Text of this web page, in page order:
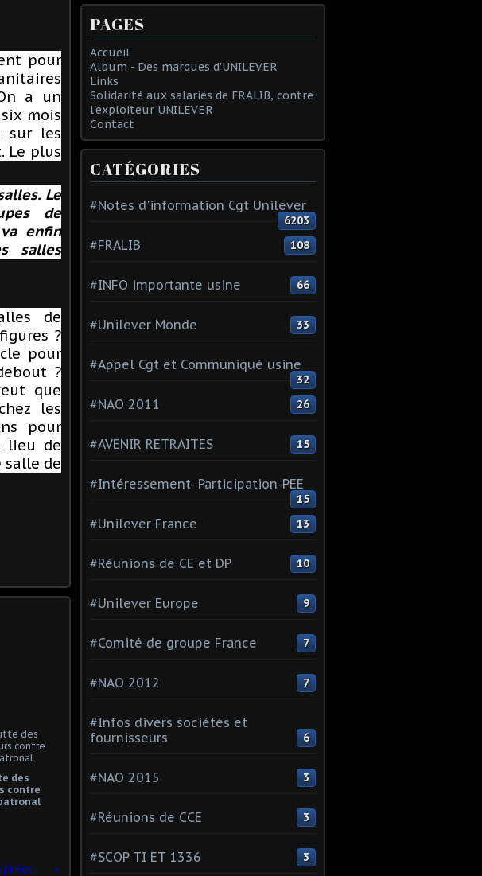
pour
a un
mois
sur les
Le plus
Le
de
enfin
salles
de
?
pour
?
que
les
pour
lieu de
salle de
des
contre
Agents départementaux de l'OISe privés de prime Covid
PAGES
Accueil
Album - Des marques d'UNILEVER
Links
Solidarité aux salariés de FRALIB, contre
l'exploiteur UNILEVER
Contact
CATÉGORIES
#Notes d'information Cgt Unilever
6203
#FRALIB 108
#INFO importante usine 66
#Unilever Monde 33
#Appel Cgt et Communiqué usine
32
#NAO 2011 26
#AVENIR RETRAITES 15
#Intéressement- Participation-PEE
15
#Unilever France 13
#Réunions de CE et DP 10
#Unilever Europe 9
#Comité de groupe France 7
#NAO 2012 7
#Infos divers sociétés et
fournisseurs
6
#NAO 2015 3
#Réunions de CCE 3
#SCOP TI ET 1336 3